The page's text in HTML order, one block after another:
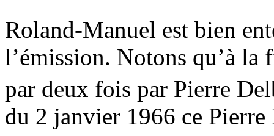
Roland-Manuel est bien
l’émission. Notons qu’à la
par deux fois par Pierre
du 2 janvier 1966 ce Pierre